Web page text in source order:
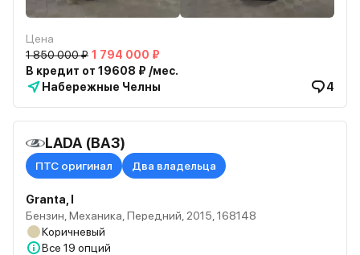
Цена
1 850 000 ₽ 1 794 000 ₽
В кредит от 19608 ₽ /мес.
Набережные Челны
4
LADA (ВАЗ)
ПТС оригинал Два владельца
Granta, I
Бензин, Механика, Передний, 2015, 168148
Коричневый
Все 19 опций